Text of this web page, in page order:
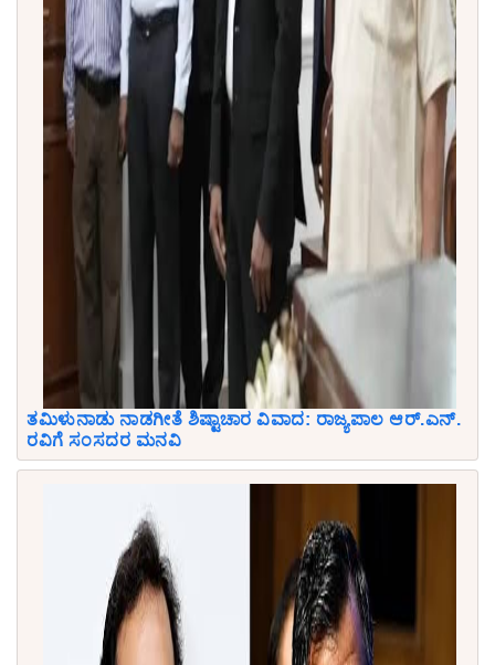
ತಮಿಳುನಾಡು ನಾಡಗೀತೆ ಶಿಷ್ಟಾಚಾರ ವಿವಾದ: ರಾಜ್ಯಪಾಲ ಆರ್.ಎನ್.
ರವಿಗೆ ಸಂಸದರ ಮನವಿ